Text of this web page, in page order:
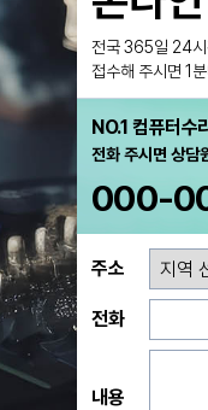
전국 365일 24시
접수해 주시면 1
NO.1 컴퓨터수
전화 주시면 상담
000-
주소
전화
내용